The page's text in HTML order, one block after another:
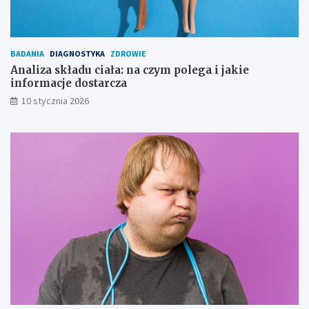
BADANIA DIAGNOSTYKA ZDROWIE
Analiza składu ciała: na czym polega i jakie
informacje dostarcza
10 stycznia 2026